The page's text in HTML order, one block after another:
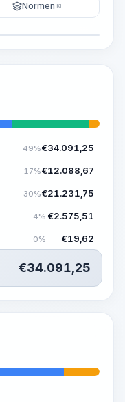
Normen KI
49%€34.091,25
17%€12.088,67
30%€21.231,75
4% €2.575,51
0% €19,62
€34.091,25